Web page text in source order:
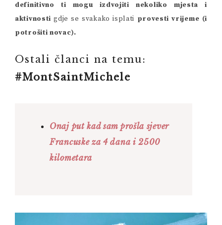
definitivno ti mogu izdvojiti nekoliko mjesta i
aktivnosti gdje se svakako isplati provesti vrijeme (i
potrošiti novac).
Ostali članci na temu:
#MontSaintMichele
Onaj put kad sam prošla sjever
Francuske za 4 dana i 2500
kilometara